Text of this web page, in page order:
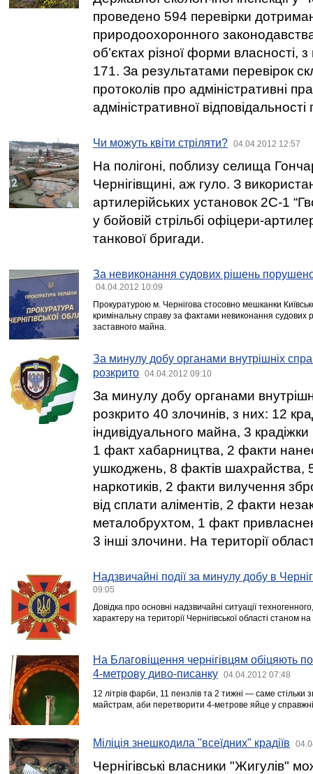
проведено 594 перевірки
природоохоронного
об’єктах різної форми власності,
171. За результатами перевірок
протоколів про адміністративні
адміністративної
Чи можуть квіти стріляти? 04.04.2012 12:57
На полігоні, поблизу селища
Чернігівщині, аж гуло. З
артилерійських установок 2С-1
у бойовій стрільбі офіцери-
танкової бригади.
За невиконання судових рішень
04.04.2012 10:09
Прокуратурою м. Чернігова стосовно мешканки
кримінальну справу за фактами невиконання судових
заставного майна.
За минулу добу органами внутрішніх
розкрито
04.04.2012 09:10
За минулу добу органами
розкрито 40 злочинів, з них: 12
індивідуального майна, 3
1 факт хабарництва, 2 факти
ушкоджень, 8 фактів шахрайства,
наркотиків, 2 факти вилучення
від сплати аліментів, 2 факти
металобрухтом, 1 факт
3 інші злочини. На території
Надзвичайні події за минулу добу в
09:05
Довідка про основні надзвичайні ситуації
характеру на території Чернігівської області станом
На Благовіщення чернігівцям обіцяють
4-метрову диво-писанку
04.04.2012 07:48
12 літрів фарби, 11 пензлів та 2 тижні — саме стільки
майстрам, аби перетворити 4-метрове яйце у
Міліція знешкодила "всеїдних" крадіїв
Чернігівські власники "Жигулів"